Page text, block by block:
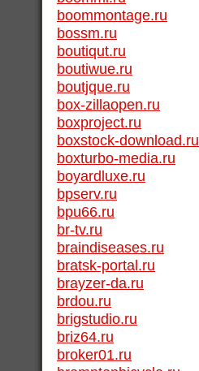
boommontage.ru
bossm.ru
boutiqut.ru
boutiwue.ru
boutjque.ru
box-zillaopen.ru
boxproject.ru
boxstock-download.ru
boxturbo-media.ru
boyardluxe.ru
bpserv.ru
bpu66.ru
br-tv.ru
braindiseases.ru
bratsk-portal.ru
brayzer-da.ru
brdou.ru
brigstudio.ru
briz64.ru
broker01.ru